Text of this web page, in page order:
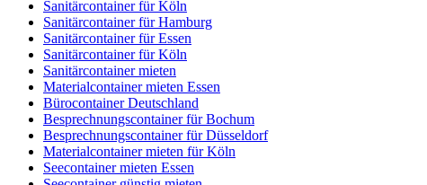
Sanitärcontainer für Köln
Sanitärcontainer für Hamburg
Sanitärcontainer für Essen
Sanitärcontainer für Köln
Sanitärcontainer mieten
Materialcontainer mieten Essen
Bürocontainer Deutschland
Besprechnungscontainer für Bochum
Besprechnungscontainer für Düsseldorf
Materialcontainer mieten für Köln
Seecontainer mieten Essen